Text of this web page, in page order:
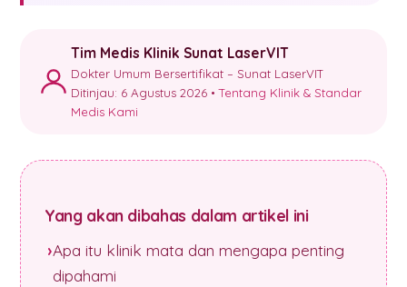
Tim Medis Klinik Sunat LaserVIT
Dokter Umum Bersertifikat – Sunat LaserVIT
Ditinjau: 6 Agustus 2026 •Tentang Klinik & Standar
Medis Kami
Yang akan dibahas dalam artikel ini
Apa itu klinik mata dan mengapa penting
dipahami